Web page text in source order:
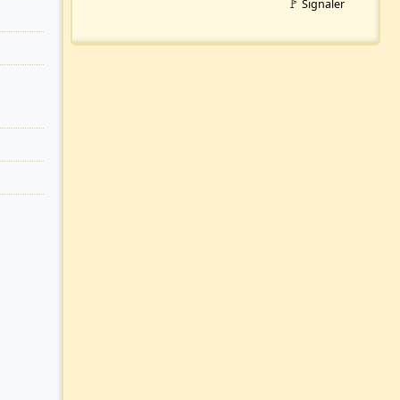
🚩 Signaler